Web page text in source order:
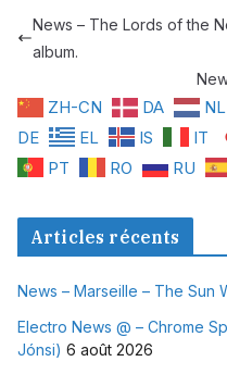
News – The Lords of the
album.
ZH-CN DA NL
DE
EL IS IT
PT
RO RU
Articles récents
News – Marseille – The Sun
Electro News @ – Chrome
Jónsi) 6 août 2026